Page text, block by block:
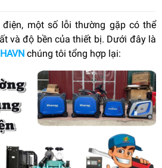
một số lỗi thường gặp có thể
và độ bền của thiết bị. Dưới đây là
HAVN chúng tôi tổng hợp lại: